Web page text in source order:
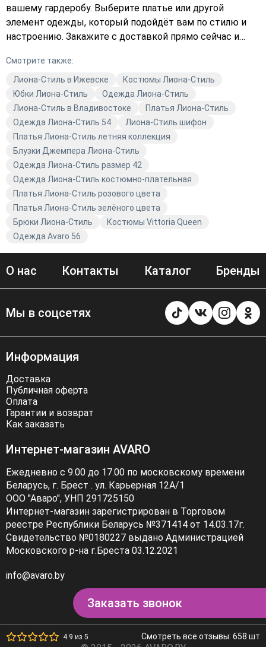
вашему гардеробу. Выберите платье или другой
элемент одежды, который подойдёт вам по стилю и
настроению. Закажите с доставкой прямо сейчас и
возможность купить качественную одежду по
выгодной цене. Подберите идеальный наряд и
добавьте его в корзину уже сегодня!
Смотрите также:
Лиона-Стиль в Ижевске
Костюмы Лиона-Стиль
Юбки Лиона-Стиль
Одежда Лиона-Стиль
Лиона-Стиль в Владивостоке
Платья Лиона-Стиль
Одежда Лиона-Стиль 54
Лиона-Стиль шифон
Платья Лиона-Стиль летняя коллекция
Блузки Джемпера Лиона-Стиль
Одежда Лиона-Стиль размер 42
Одежда Лиона-Стиль костюмно-плательная
Платья Лиона-Стиль розового цвета
Платья Лиона-Стиль зелёного цвета
Брюки Лиона-Стиль
Костюмы Vittoria Queen
Одежда Avaro 56
О нас Контакты Каталог Бренды
Мы в соцсетях
Информация
Доставка
Публичная оферта
Оплата
Гарантии и возврат
Как заказать
Интернет-магазин AVARO
Ежедневно с 9.00 до 17.00 по московскому времени
Беларусь, г. Брест . ул. Карьерная 12А/1
ООО "Аваро", УНП 291725150
Интернет-магазин зарегистрирован в Торговом
реестре Республики Беларусь №371414 от 14.03.17г.
Свидетельство №0180227 выдано Администрацией
Московского р-на г.Бреста 03.12.2021
info@avaro.by
Заказать звонок
4.9 из 5 Смотреть все отзывы: 658 шт